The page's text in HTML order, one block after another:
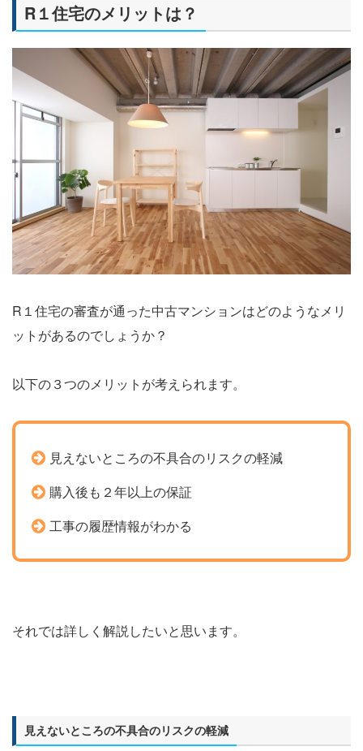
R１住宅のメリットは？
R１住宅の審査が通った中古マンションはどのようなメリ
ットがあるのでしょうか？
以下の３つのメリットが考えられます。
見えないところの不具合のリスクの軽減
購入後も２年以上の保証
工事の履歴情報がわかる
それでは詳しく解説したいと思います。
見えないところの不具合のリスクの軽減